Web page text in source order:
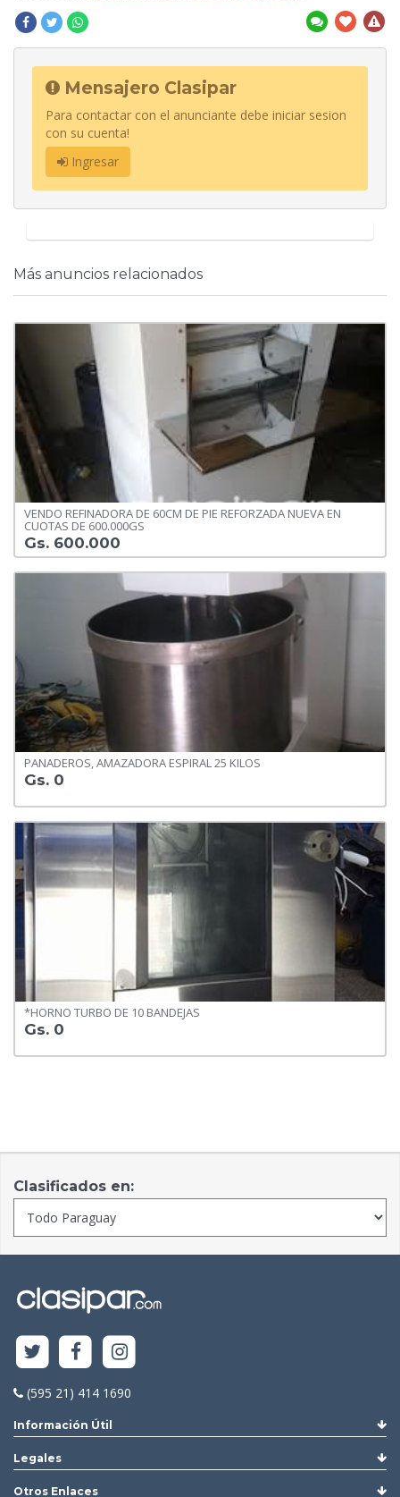
Mensajero Clasipar
Para contactar con el anunciante debe iniciar sesion
con su cuenta!
Ingresar
Más anuncios relacionados
VENDO REFINADORA DE 60CM DE PIE REFORZADA NUEVA EN
CUOTAS DE 600.000GS
Gs. 600.000
PANADEROS, AMAZADORA ESPIRAL 25 KILOS
Gs. 0
*HORNO TURBO DE 10 BANDEJAS
Gs. 0
Clasificados en:
(595 21) 414 1690
Información Útil
Legales
Otros Enlaces